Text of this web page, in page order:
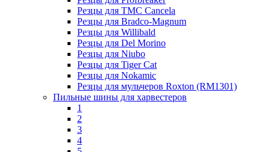
Резцы для TMC Cancela
Резцы для Bradco-Magnum
Резцы для Willibald
Резцы для Del Morino
Резцы для Niubo
Резцы для Tiger Cat
Резцы для Nokamic
Резцы для мульчеров Roxton (RM1301)
Пильные шины для харвестеров
1
2
3
4